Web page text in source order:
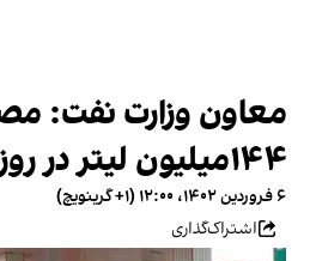
معاون وزارت نفت:
۱۴۴میلیون لیتر در روز رسیده است
۶ فروردین ۱۴۰۲، ۱۲:۰۰ (‎+۱ گرینویچ)
اشتراک‌گذاری